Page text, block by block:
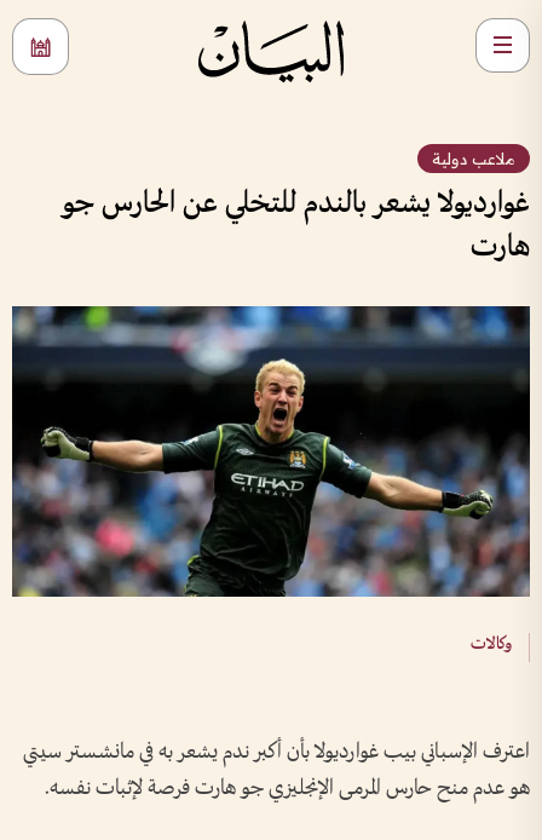
ملاعب دولية
غوارديولا يشعر بالندم للتخلي عن الحارس جو
هارت
وكالات
اعترف الإسباني بيب غوارديولا بأن أكبر ندم يشعر به في مانشستر سيتي
هو عدم منح حارس المرمى الإنجليزي جو هارت فرصة لإثبات نفسه.